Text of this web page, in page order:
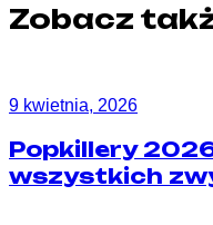
Zobacz
9 kwietnia, 2026
Popkillery
wszystkich